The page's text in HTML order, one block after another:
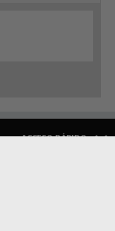
ACCESO RÁPIDO